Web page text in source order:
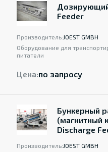
Дозирующий
Feeder
Производитель:JOEST GMBH
Оборудование для
питатели
Цена:по запросу
Бункерный
(магнитный
Discharge
Производитель:JOEST GMBH